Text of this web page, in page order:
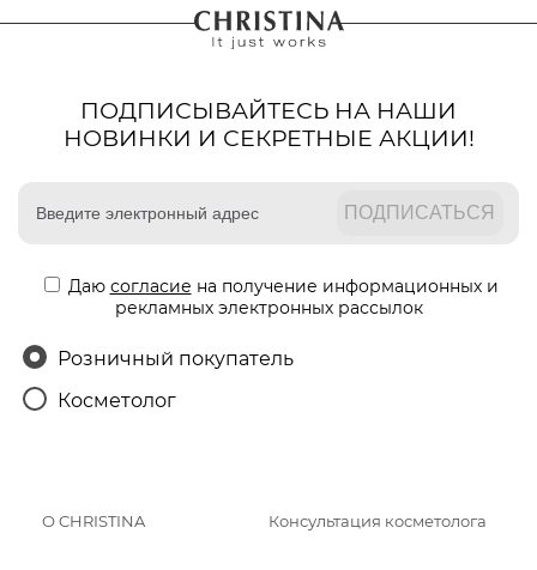
ПОДПИСЫВАЙТЕСЬ НА НАШИ
НОВИНКИ И СЕКРЕТНЫЕ АКЦИИ!
Даю согласие на получение информационных и
рекламных электронных рассылок
Розничный покупатель
Косметолог
О CHRISTINA Консультация косметолога